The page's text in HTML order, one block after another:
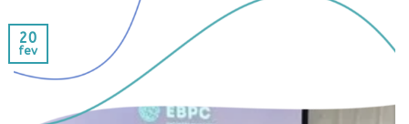
20
fev